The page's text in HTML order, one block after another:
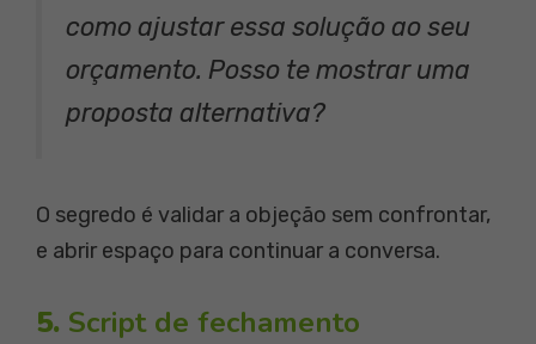
como ajustar essa solução ao seu
orçamento. Posso te mostrar uma
proposta alternativa?
O segredo é validar a objeção sem confrontar,
e abrir espaço para continuar a conversa.
5. Script de fechamento